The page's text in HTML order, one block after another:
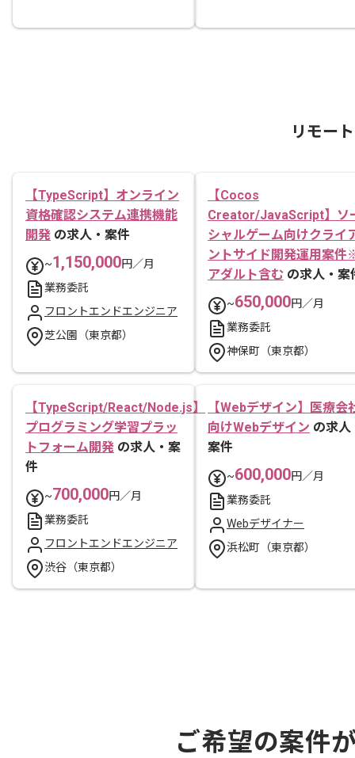
リモー
【TypeScript】オンライン
資格確認システム連携機能
開発 の求人・案件
~1,150,000円／月
業務委託
フロントエンドエンジニア
芝公園（東京都）
【Cocos
Creator/JavaScript】ソ
シャルゲーム向けクライ
ントサイド開発運用案件
アダルト含む の求人・案
~650,000円／月
業務委託
神保町（東京都）
【TypeScript/React/Node.js】
プログラミング学習プラッ
トフォーム開発 の求人・案
件
~700,000円／月
業務委託
フロントエンドエンジニア
渋谷（東京都）
【Webデザイン】医療会
向けWebデザイン の求人
案件
~600,000円／月
業務委託
Webデザイナー
浜松町（東京都）
ご希望の案件